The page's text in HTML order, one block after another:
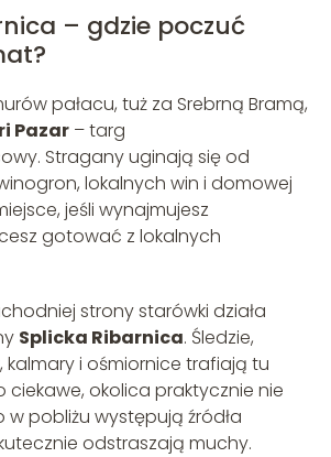
– gdzie poczuć
pałacu, tuż za Srebrną Bramą,
Pazar– targ
Stragany uginają się od
lokalnych win i domowej
jeśli wynajmujesz
gotować z lokalnych
strony starówki działa
Splicka Ribarnica. Śledzie,
kalmary i ośmiornice trafiają tu
ciekawe, okolica praktycznie nie
pobliżu występują źródła
odstraszają muchy.